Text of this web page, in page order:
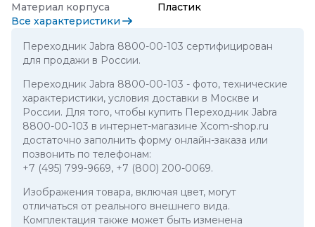
Материал корпуса
Пластик
Все характеристики
Переходник Jabra 8800-00-103 сертифицирован
для продажи в России.
Переходник Jabra 8800-00-103 - фото, технические
характеристики, условия доставки в Москве и
России. Для того, чтобы купить Переходник Jabra
8800-00-103 в интернет-магазине Xcom-shop.ru
достаточно заполнить форму онлайн-заказа или
позвонить по телефонам:
+7 (495) 799-9669, +7 (800) 200-0069.
Изображения товара, включая цвет, могут
отличаться от реального внешнего вида.
Комплектация также может быть изменена